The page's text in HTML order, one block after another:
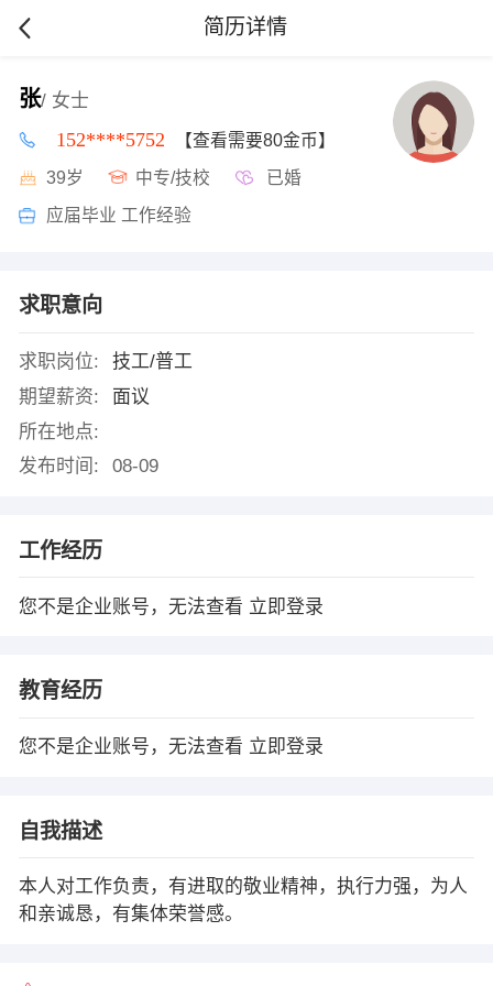
简历详情
张/ 女士
152****5752 【查看需要80金币】
39岁 中专/技校 已婚
应届毕业 工作经验
求职意向
求职岗位:
技工/普工
期望薪资:
面议
所在地点:
发布时间:
08-09
工作经历
您不是企业账号，无法查看 立即登录
教育经历
您不是企业账号，无法查看 立即登录
自我描述
本人对工作负责，有进取的敬业精神，执行力强，为人
和亲诚恳，有集体荣誉感。